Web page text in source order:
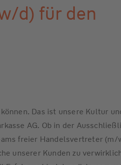
d) für den
Das ist unsere Kultur
AG. Ob in der
freier Handelsvertreter (m/
unserer Kunden zu